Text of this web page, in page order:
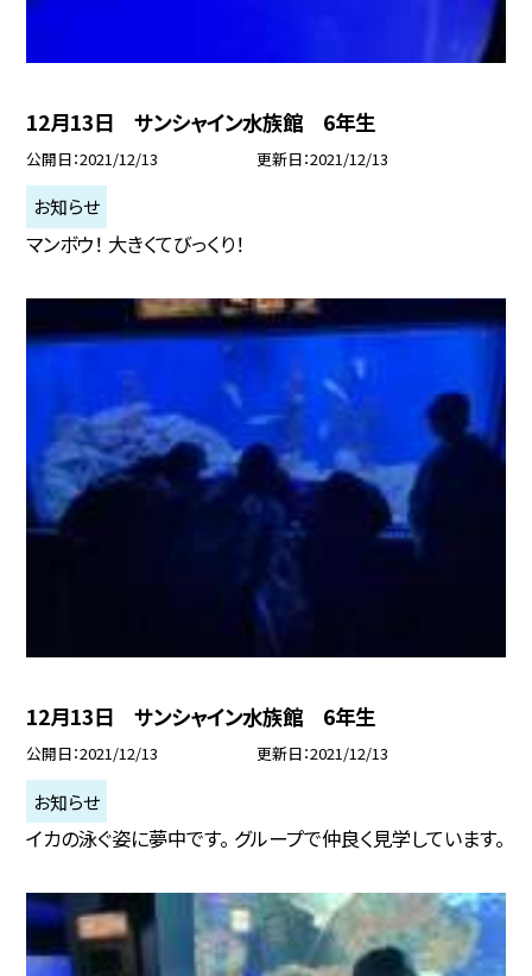
12月13日 サンシャイン水族館 6年生
公開日 2021/12/13 更新日 2021/12/13
お知らせ
マンボウ！ 大きくてびっくり！
12月13日 サンシャイン水族館 6年生
公開日 2021/12/13 更新日 2021/12/13
お知らせ
イカの泳ぐ姿に夢中です。 グループで仲良く見学しています。